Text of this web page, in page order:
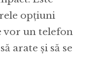
opțiuni
un telefon
arate și să se